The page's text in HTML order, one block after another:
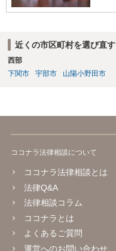
近くの市区町村を選び直す
西部
下関市
宇部市 山陽小野田市
ココナラ法律相談について
ココナラ法律相談とは
法律Q&A
法律相談コラム
ココナラとは
よくあるご質問
運営へのお問い合わせ